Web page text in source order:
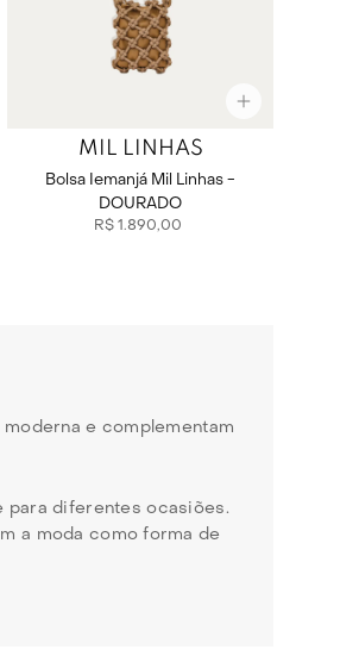
MIL LINHAS
Bolsa Iemanjá Mil Linhas -
DOURADO
R$ 1.890,00
e complementam
para diferentes ocasiões.
a moda como forma de